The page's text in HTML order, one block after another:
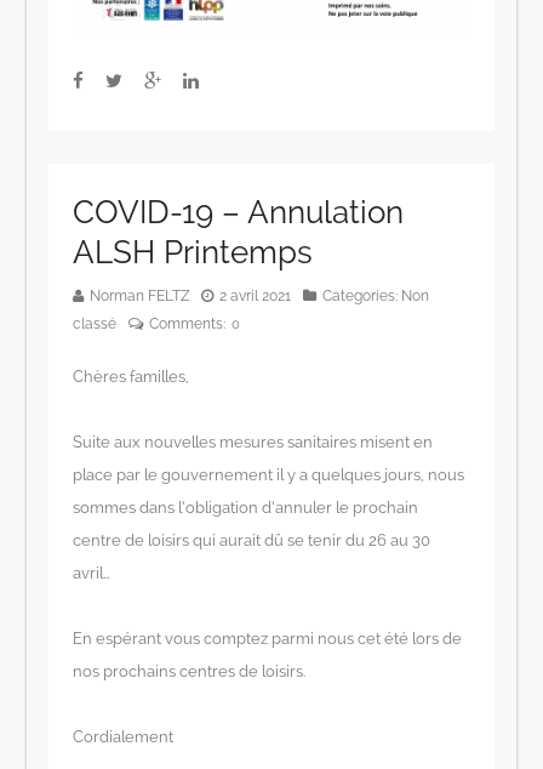
COVID-19 – Annulation
ALSH Printemps
Norman FELTZ 2 avril 2021 Categories: Non
classé
Comments: 0
Chères familles,
Suite aux nouvelles mesures sanitaires misent en
place par le gouvernement il y a quelques jours, nous
sommes dans l’obligation d’annuler le prochain
centre de loisirs qui aurait dû se tenir du 26 au 30
avril…
En espérant vous comptez parmi nous cet été lors de
nos prochains centres de loisirs.
Cordialement